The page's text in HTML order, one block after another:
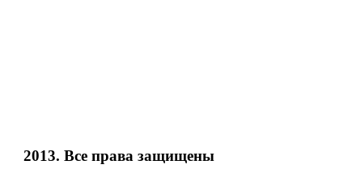
2013. Все права защищены